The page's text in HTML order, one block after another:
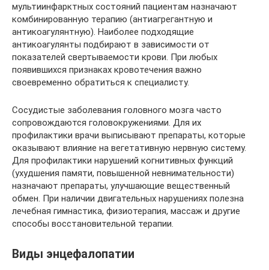
мультиинфарктных состояний пациентам назначают
комбинированную терапию (антиагрегантную и
антикоагулянтную). Наиболее подходящие
антикоагулянты подбирают в зависимости от
показателей свертываемости крови. При любых
появившихся признаках кровотечения важно
своевременно обратиться к специалисту.
Сосудистые заболевания головного мозга часто
сопровождаются головокружениями. Для их
профилактики врачи выписывают препараты, которые
оказывают влияние на вегетативную нервную систему.
Для профилактики нарушений когнитивных функций
(ухудшения памяти, повышенной невнимательности)
назначают препараты, улучшающие вещественный
обмен. При наличии двигательных нарушениях полезна
лечебная гимнастика, физиотерапия, массаж и другие
способы восстановительной терапии.
Виды энцефалопатии